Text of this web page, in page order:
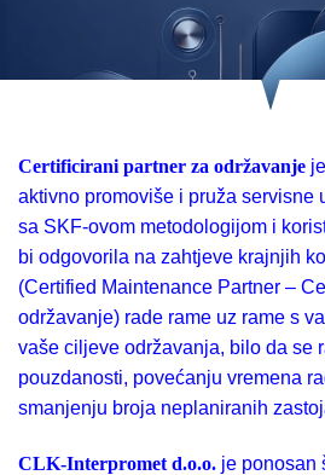
Certificirani partner za održavanje
aktivno promoviše i pruža servisne
sa SKF-ovom metodologijom i
bi odgovorila na zahtjeve krajnjih
(Certified Maintenance Partner –
održavanje) rade rame uz rame s
vaše ciljeve održavanja, bilo da se
pouzdanosti, povećanju vremena
smanjenju broja neplaniranih
CLK-Interpromet d.o.o. je ponosan